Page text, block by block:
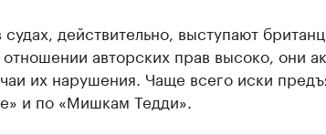
судах, действительно, выступают
авторских прав высоко, они
их нарушения. Чаще всего иски
и по «Мишкам Тедди».